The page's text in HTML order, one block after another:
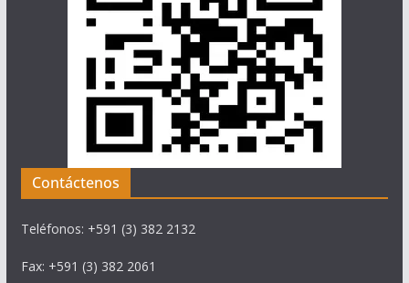
Contáctenos
Teléfonos: +591 (3) 382 2132
Fax: +591 (3) 382 2061